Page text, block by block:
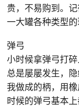
贵，不易购到。
一大罐各种类型的
弹弓
小时候拿弹弓打
总是屡屡发生，
我做成的柄，用
时候的弹弓基本